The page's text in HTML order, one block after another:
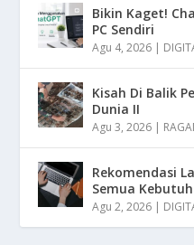
Bikin Kaget!
PC Sendiri
Agu 4, 2026 |
Kisah Di Balik
Dunia II
Agu 3, 2026 |
Rekomendasi
Semua
Agu 2, 2026 |